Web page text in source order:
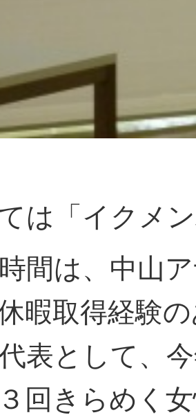
は「イクメ
間は、中山
暇取得経験
表として、
３回きらめく